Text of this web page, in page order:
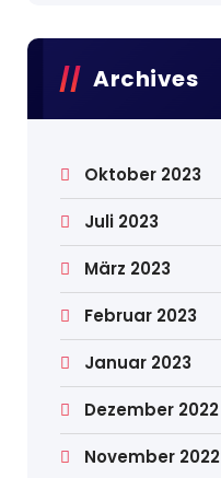
Archives
Oktober 2023
Juli 2023
März 2023
Februar 2023
Januar 2023
Dezember 2022
November 2022